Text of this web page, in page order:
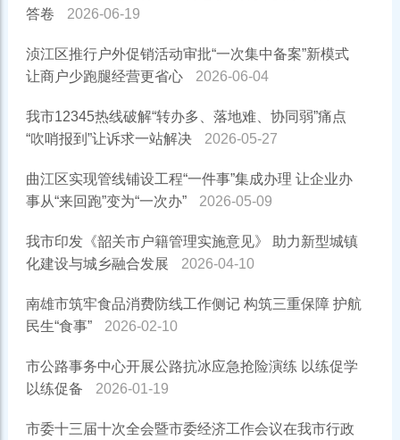
答卷
2026-06-19
浈江区推行户外促销活动审批“一次集中备案”新模式
让商户少跑腿经营更省心
2026-06-04
我市12345热线破解“转办多、落地难、协同弱”痛点
“吹哨报到”让诉求一站解决
2026-05-27
曲江区实现管线铺设工程“一件事”集成办理 让企业办
事从“来回跑”变为“一次办”
2026-05-09
我市印发《韶关市户籍管理实施意见》 助力新型城镇
化建设与城乡融合发展
2026-04-10
南雄市筑牢食品消费防线工作侧记 构筑三重保障 护航
民生“食事”
2026-02-10
市公路事务中心开展公路抗冰应急抢险演练 以练促学
以练促备
2026-01-19
市委十三届十次全会暨市委经济工作会议在我市行政